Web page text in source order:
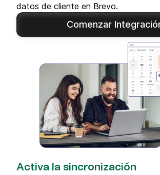
datos de cliente en Brevo.
Comenzar
Activa la sincronización